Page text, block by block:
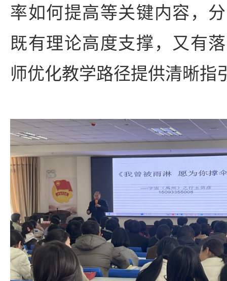
率如何提高等关键内容，
既有理论高度支撑，又有
师优化教学路径提供清晰指